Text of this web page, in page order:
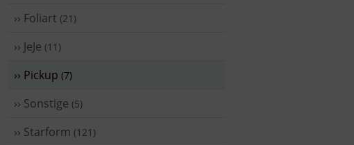
›› Foliart (21)
›› JeJe (11)
›› Pickup (7)
›› Sonstige (5)
›› Starform (121)